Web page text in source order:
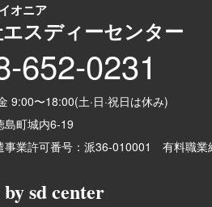
オニア
スディーセンター
652-0231
9:00〜18:00(土·日·祝日は休み)
島町城内6-19
業許可番号： 派36-010001 有料職業
sd center